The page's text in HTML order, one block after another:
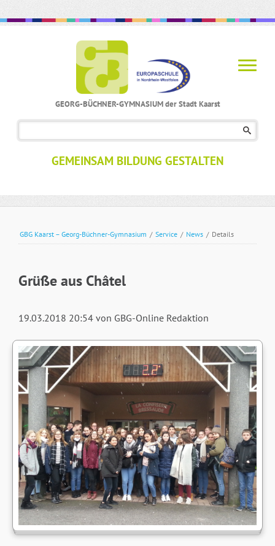
GEORG-BÜCHNER-GYMNASIUM der Stadt Kaarst
GEMEINSAM BILDUNG GESTALTEN
GBG Kaarst – Georg-Büchner-Gymnasium / Service / News / Details
Grüße aus Châtel
19.03.2018 20:54von GBG-Online Redaktion